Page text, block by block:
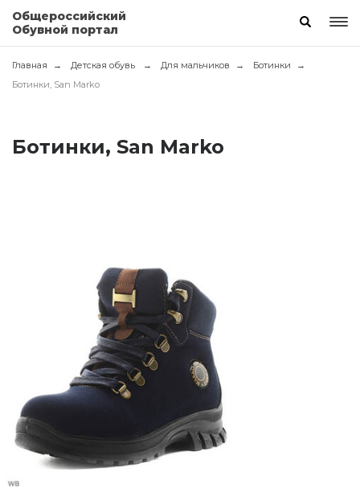
Общероссийский
Обувной портал
Главная Детская обувь Для мальчиков
Ботинки
Ботинки, San Marko
Ботинки, San Marko